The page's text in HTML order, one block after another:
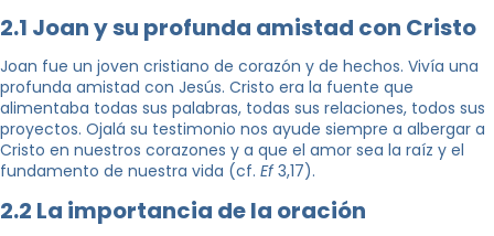
2.1 Joan y su profunda amistad con Cristo
Joan fue un joven cristiano de corazón y de hechos. Vivía una
profunda amistad con Jesús. Cristo era la fuente que
alimentaba todas sus palabras, todas sus relaciones, todos sus
proyectos. Ojalá su testimonio nos ayude siempre a albergar a
Cristo en nuestros corazones y a que el amor sea la raíz y el
fundamento de nuestra vida (cf. Ef3,17).
2.2 La importancia de la oración